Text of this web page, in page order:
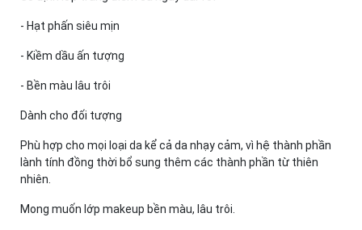
- Hạt phấn siêu mịn​
- Kiềm dầu ấn tượng​
- Bền màu lâu trôi​
Dành cho đối tượng​
Phù hợp cho mọi loại da kể cả da nhạy cảm, vì hệ thành phần
lành tính đồng thời bổ sung thêm các thành phần từ thiên
nhiên.​
Mong muốn lớp makeup bền màu, lâu trôi.​